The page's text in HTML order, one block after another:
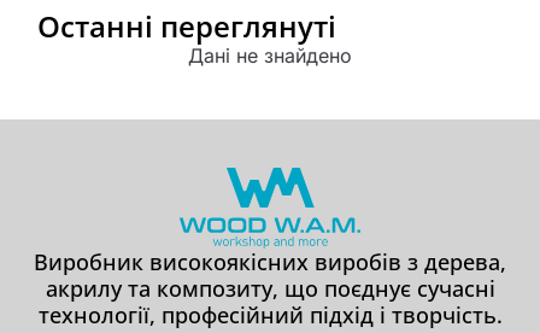
Останні переглянуті
Дані не знайдено
Виробник високоякісних виробів з дерева,
акрилу та композиту, що поєднує сучасні
технології, професійний підхід і творчість.